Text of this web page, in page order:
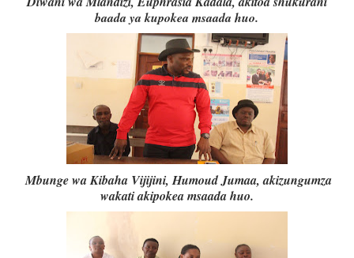
baada ya kupokea msaada huo.
Mbunge wa Kibaha Vijijini, Humoud Jumaa, akizungumza
wakati akipokea msaada huo.